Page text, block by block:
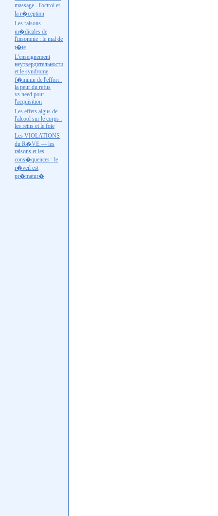
massage - l'octroi et
la r�ception
Les raisons
m�dicales de
l'insomnie : le mal de
t�te
L'enseignement
неутвердительности
et le syndrome
f�minin de l'effort :
la peur du refus
vs.need pour
l'acquisition
Les effets aigus de
l'alcool sur le corps :
les reins et le foie
Les VIOLATIONS
du R�VE — les
raisons et les
cons�quences : le
r�veil est
pr�matur�